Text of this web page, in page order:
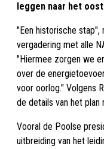
leggen naar het
"Een historische stap",
vergadering met alle
"Hiermee zorgen we
over de
voor oorlog." Volgens
de details van het
Vooral de Poolse
uitbreiding van het